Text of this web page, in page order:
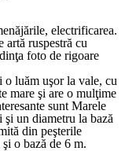
electrificarea.
artă ruspestră cu
foto de rigoare
luăm uşor la vale, cu
mare şi are o mulţime
sunt Marele
şi un diametru la bază
din peşterile
o bază de 6 m.